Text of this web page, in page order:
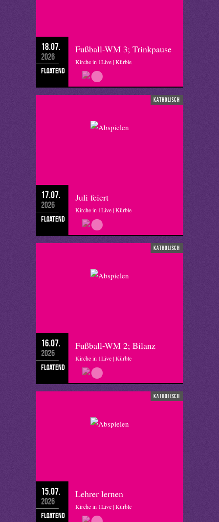
18.07.
2026
floatend
Fußball-WM 3; Trinkpause
Kirche in 1Live | Kürble
katholisch
17.07.
2026
floatend
Juli feiert
Kirche in 1Live | Kürble
katholisch
16.07.
2026
floatend
Fußball-WM 2; Bilanz
Kirche in 1Live | Kürble
katholisch
15.07.
2026
floatend
Lehrer lernen
Kirche in 1Live | Kürble